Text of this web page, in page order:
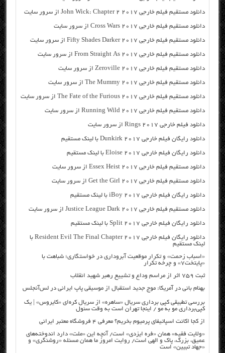
دانلود مستقیم فیلم خارجی John Wick: Chapter 2 2017 از سرور سایت
دانلود مستقیم فیلم خارجی Cross Wars 2017 از سرور سایت
دانلود مستقیم فیلم خارجی Fifty Shades Darker 2017 از سرور سایت
دانلود مستقیم فیلم خارجی From Straight As 2017 از سرور سایت
دانلود مستقیم فیلم خارجی Zeroville 2017 از سرور سایت
دانلود مستقیم فیلم خارجی The Mummy 2017 از سرور سایت
دانلود مستقیم فیلم خارجی The Fate of the Furious 2017 از سرور سایت
دانلود مستقیم فیلم خارجی Running Wild 2017 از سرور سایت
دانلود فیلم خارجی Rings 2017 از سرور سایت
دانلود رایگان فیلم خارجی Dunkirk 2017 با لینک مستقیم
دانلود رایگان فیلم خارجی Eloise 2017 با لینک مستقیم
دانلود مستقیم فیلم خارجی Essex Heist 2017 از سرور سایت
دانلود مستقیم فیلم خارجی Get the Girl 2017 از سرور سایت
دانلود رایگان فیلم خارجی iBoy 2017 با لینک مستقیم
دانلود مستقیم فیلم خارجی Justice League Dark 2017 از سرور سایت
دانلود رایگان فیلم خارجی Split 2017 با لینک مستقیم
دانلود رایگان فیلم خارجی Resident Evil The Final Chapter 2017 با
لینک مستقیم
«اسباب زحمت» و تکرار موقعیت آبروداری در خواستگاری؛ شباهت با
«پایتخت۷» و چرخه تکرار
ثبت ۷۵۹ اثر از مراسم وداع و تشییع رهبر شهید انقلاب
بهنام بانی در آمریکا: موج جدید استقبال از موسیقی پاپ ایرانی در لس‌آنجلس
بررسی تطبیقی کپی برداری سریال «ساهره» از سریال کره‌ای «کایروس» | یک
کپی‌برداری مو به مو / اینجا تهران است به وقت سئول
از کجا اکانت اسپاتیفای پرمیوم بخریم؟ معرفی ۴ فروشگاه معتبر ایرانی
«ولایت فقیه» همان «فره ایزدی» است/ آنچه این «ملت» دارد اندوخته‌های
عمیق، بزرگ، پاک و الهی است/ روایت امروز ما همان مسئله «روشنگری» و
«جهاد تبیین» است